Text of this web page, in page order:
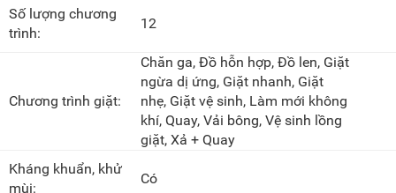
Số lượng chương
trình:
12
Chương trình giặt:
Chăn ga, Đồ hỗn hợp, Đồ len, Giặt
ngừa dị ứng, Giặt nhanh, Giặt
nhẹ, Giặt vệ sinh, Làm mới không
khí, Quay, Vải bông, Vệ sinh lồng
giặt, Xả + Quay
Kháng khuẩn, khử
mùi:
Có